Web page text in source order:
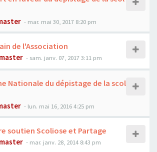
- mar. mai 30, 2017 8:20 pm
de l'Association
- sam. janv. 07, 2017 3:11 pm
Nationale du dépistage de la scol
- lun. mai 16, 2016 4:25 pm
soutien Scoliose et Partage
- mar. janv. 28, 2014 8:43 pm